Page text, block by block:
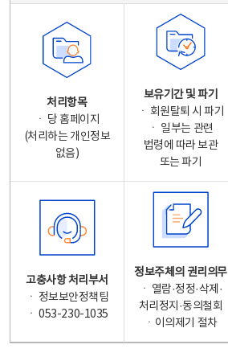
처리항목
ㆍ 당 홈페이지
(처리하는 개인정보
없음)
보유기간 및 파기
ㆍ 회원탈퇴 시 파기
ㆍ 일부는 관련
법령에 따라 보관
또는 파기
고충사항 처리부서
ㆍ 정보보안정책팀
ㆍ 053-230-1035
정보주체의 권리의무
ㆍ 열람·정정·삭제·
처리정지·동의철회
ㆍ이의제기 절차